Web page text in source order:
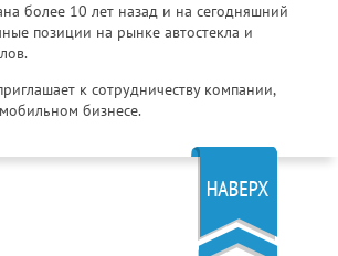
более 10 лет назад и на сегодняшний
позиции на рынке автостекла и
к сотрудничеству компании,
бизнесе.